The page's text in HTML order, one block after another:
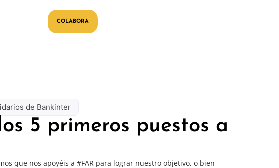
COLABORA
de Bankinter
5 primeros puestos a
que nos apoyéis a #FAR para lograr nuestro objetivo, o bien